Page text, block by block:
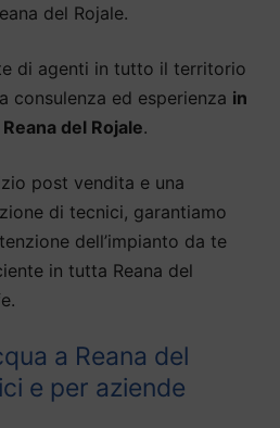
del Rojale.
di agenti in tutto il territorio
consulenza ed esperienza in
del Rojale.
post vendita e una
di tecnici, garantiamo
dell’impianto da te
in tutta Reana del
a Reana del
e per aziende